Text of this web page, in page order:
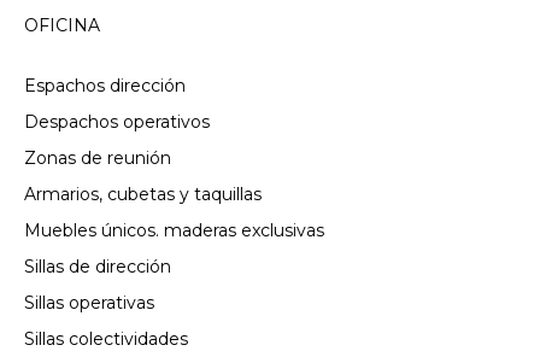
OFICINA
Espachos dirección
Despachos operativos
Zonas de reunión
Armarios, cubetas y taquillas
Muebles únicos. maderas exclusivas
Sillas de dirección
Sillas operativas
Sillas colectividades